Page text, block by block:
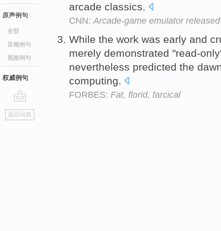
原声例句
全部
音频例句
视频例句
权威例句
go
top
返回词典
arcade classics.
CNN: Arcade-game emulator
While the work was early and
merely demonstrated "read-
nevertheless predicted the
computing.
FORBES: Fat, florid, farcical